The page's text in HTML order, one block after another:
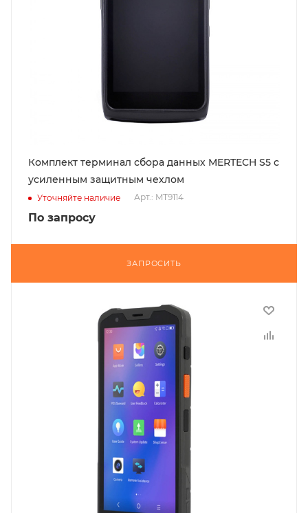
Комплект терминал сбора данных MERTECH S5 с
усиленным защитным чехлом
Уточняйте наличие Арт.: MT9114
По запросу
ЗАПРОСИТЬ